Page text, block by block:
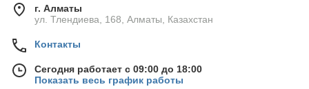
г. Алматы
ул. Тлендиева, 168, Алматы, Казахстан
Контакты
Сегодня работает с 09:00 до 18:00
Показать весь график работы